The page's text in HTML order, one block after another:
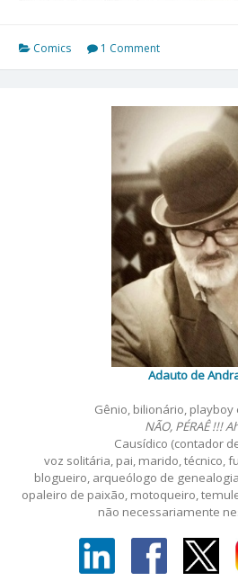
Comics 1 Comment
Adauto de
Gênio, bilionário, playboy
NÃO, PÉRAÊ !!!
Causídico (contador
voz solitária, pai, marido, técnico,
blogueiro, arqueólogo de
opaleiro de paixão, motoqueiro,
não necessariamente